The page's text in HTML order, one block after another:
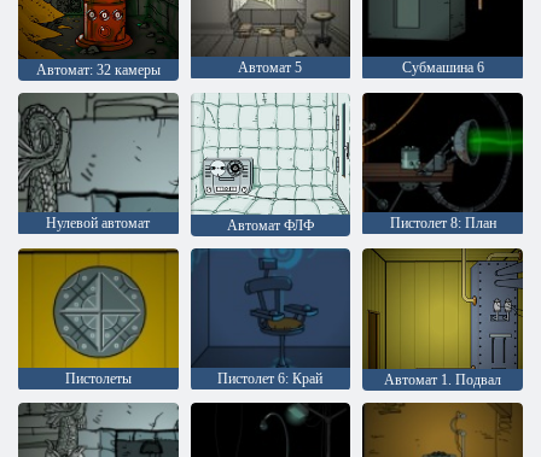
Автомат: 32 камеры Автомат 5 Субмашина 6
Нулевой автомат Автомат ФЛФ Пистолет 8: План
Пистолеты Пистолет 6: Край Автомат 1. Подвал